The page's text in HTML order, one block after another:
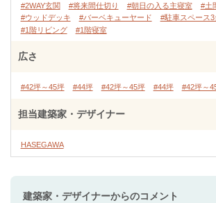
#2WAY玄関
#将来間仕切り #朝日の入る主寝室
#土
#ウッドデッキ
#バーベキューヤード #駐車スペース3
#1階リビング
#1階寝室
広さ
#42坪～45坪 #44坪 #42坪～45坪 #44坪 #42坪～
担当建築家・デザイナー
HASEGAWA
建築家・デザイナーからのコメント